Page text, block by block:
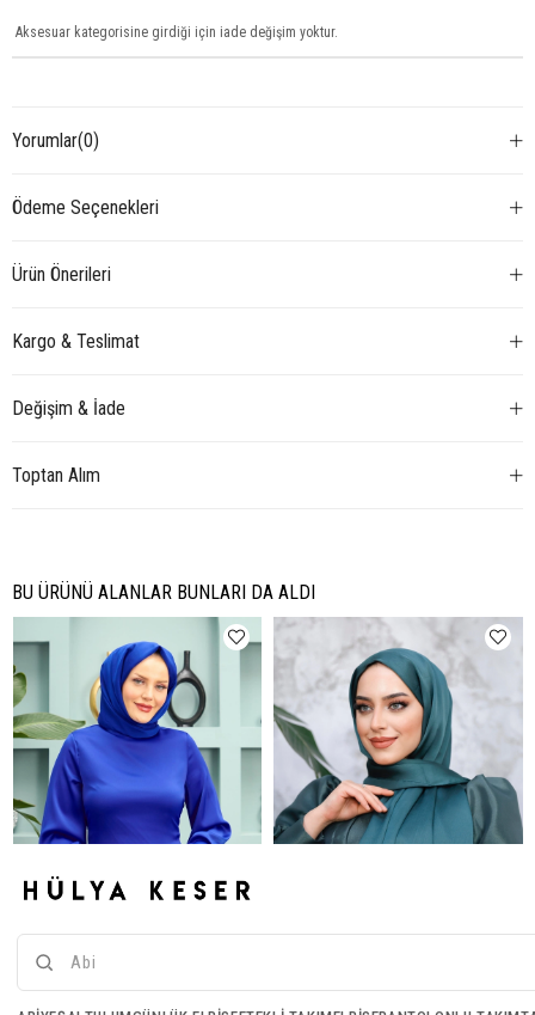
Aksesuar kategorisine girdiği için iade değişim yoktur.
Yorumlar(0)
Ödeme Seçenekleri
Ürün Önerileri
Kargo & Teslimat
Değişim & İade
Toptan Alım
BU ÜRÜNÜ ALANLAR BUNLARI DA ALDI
Janjan Kumaş Şal - Saks Mavi Janjan Kumaş Şal - Petrol Yeşili